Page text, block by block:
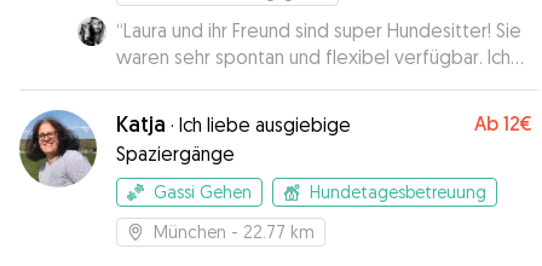
“Laura und ihr Freund sind super Hundesitter! Sie
waren sehr spontan und flexibel verfügbar. Ich
hatte sofort ein gutes Gefühl und Kuro hat sich
auch sehr wohl gefühlt.
Katja · Ich liebe ausgiebige
Spaziergänge
Ab 12€
Gassi Gehen
Hundetagesbetreuung
München - 22.77 km